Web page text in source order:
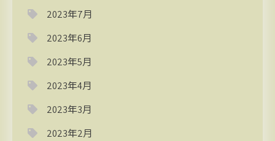
2023年7月
2023年6月
2023年5月
2023年4月
2023年3月
2023年2月